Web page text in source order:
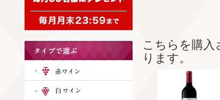
こちらを購
ります。